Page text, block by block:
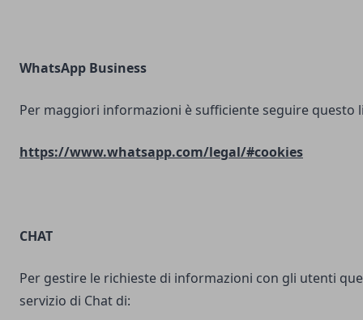
WhatsApp Business
Per maggiori informazioni è sufficiente seguire questo
https://www.whatsapp.com/legal/#cookies
CHAT
Per gestire le richieste di informazioni con gli utenti
servizio di Chat di: